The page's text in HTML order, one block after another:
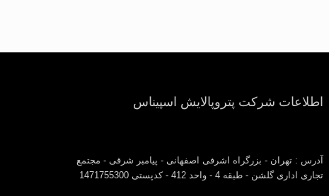
اطلاعات شرکت پتروپالایش اسپیناس
آدرس : تهران - بزرگراه اشرفی اصفهانی - پیامبر شرقی - مجتمع
تجاری اداری گلشن - طبقه 4 - واحد 412 - کدپستی 1471755300